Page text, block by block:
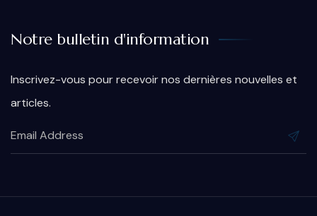
Notre bulletin d'information
Inscrivez-vous pour recevoir nos dernières nouvelles et
articles.